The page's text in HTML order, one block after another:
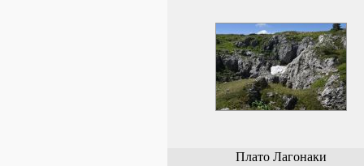
Плато Лагонаки